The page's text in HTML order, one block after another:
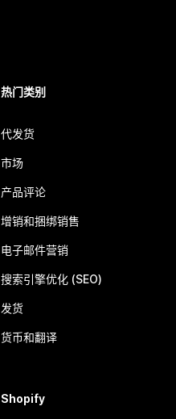
热门类别
代发货
市场
产品评论
增销和捆绑销售
电子邮件营销
搜索引擎优化 (SEO)
发货
货币和翻译
Shopify